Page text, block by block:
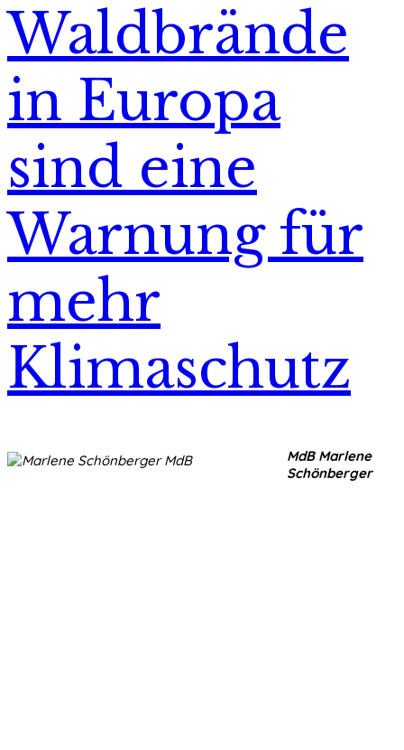
Waldbrände
in Europa
sind eine
Warnung für
mehr
Klimaschutz
MdB Marlene
Schönberger